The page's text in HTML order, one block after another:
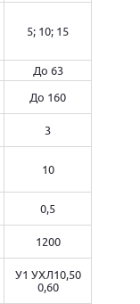
5; 10; 15
До 63
До 160
3
10
0,5
1200
У1 УХЛ10,50
0,60